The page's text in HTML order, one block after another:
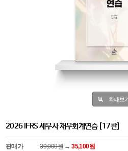
확대보기
2026 IFRS 세무사 재무회계연습 [17판]
판매가 :39,000원 →35,100원